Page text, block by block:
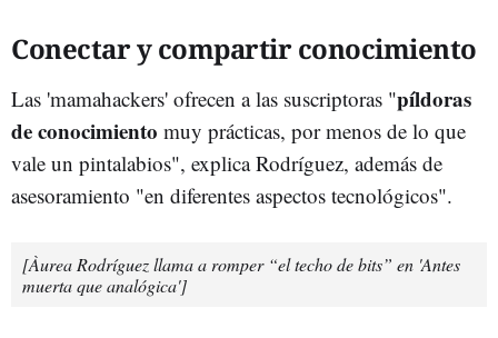
Conectar y compartir conocimiento
Las 'mamahackers' ofrecen a las suscriptoras "píldoras
de conocimiento muy prácticas, por menos de lo que
vale un pintalabios", explica Rodríguez, además de
asesoramiento "en diferentes aspectos tecnológicos".
[Àurea Rodríguez llama a romper “el techo de bits” en 'Antes
muerta que analógica']